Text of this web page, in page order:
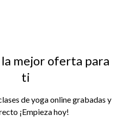
mejor oferta para
ti
de yoga online grabadas y
¡Empieza hoy!